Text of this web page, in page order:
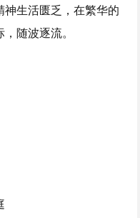
生活匮乏，在繁华的
随波逐流。